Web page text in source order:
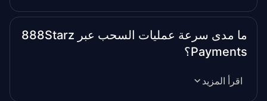
ما مدى سرعة عمليات السحب عبر 888Starz
Payments؟
اقرأ المزيد